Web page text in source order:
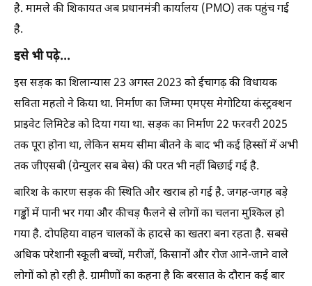
है. मामले की शिकायत अब प्रधानमंत्री कार्यालय (PMO) तक पहुंच गई
है.
इसे भी पढ़े...
इस सड़क का शिलान्यास 23 अगस्त 2023 को ईचागढ़ की विधायक
सविता महतो ने किया था. निर्माण का जिम्मा एमएस मेगोटिया कंस्ट्रक्शन
प्राइवेट लिमिटेड को दिया गया था. सड़क का निर्माण 22 फरवरी 2025
तक पूरा होना था, लेकिन समय सीमा बीतने के बाद भी कई हिस्सों में अभी
तक जीएसबी (ग्रेन्युलर सब बेस) की परत भी नहीं बिछाई गई है.
बारिश के कारण सड़क की स्थिति और खराब हो गई है. जगह-जगह बड़े
गड्ढों में पानी भर गया और कीचड़ फैलने से लोगों का चलना मुश्किल हो
गया है. दोपहिया वाहन चालकों के हादसे का खतरा बना रहता है. सबसे
अधिक परेशानी स्कूली बच्चों, मरीजों, किसानों और रोज आने-जाने वाले
लोगों को हो रही है. ग्रामीणों का कहना है कि बरसात के दौरान कई बार